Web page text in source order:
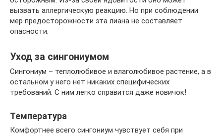
вызвать аллергическую реакцию. Но при соблюдении
мер предосторожности эта лиана не составляет
опасности.
Уход за сингониумом
Сингониум – теплолюбивое и влаголюбивое растение, а в
остальном у него нет никаких специфических
требований. С ним легко справится даже новичок!
Температура
Комфортнее всего сингониум чувствует себя при